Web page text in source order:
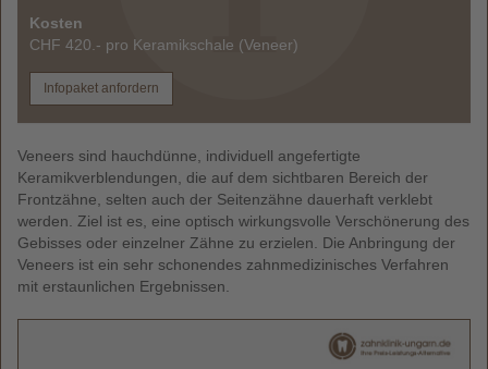
Kosten
CHF 420.- pro Keramikschale (Veneer)
Infopaket anfordern
Veneers sind hauchdünne, individuell angefertigte
Keramikverblendungen, die auf dem sichtbaren Bereich der
Frontzähne, selten auch der Seitenzähne dauerhaft verklebt
werden. Ziel ist es, eine optisch wirkungsvolle Verschönerung des
Gebisses oder einzelner Zähne zu erzielen. Die Anbringung der
Veneers ist ein sehr schonendes zahnmedizinisches Verfahren
mit erstaunlichen Ergebnissen.